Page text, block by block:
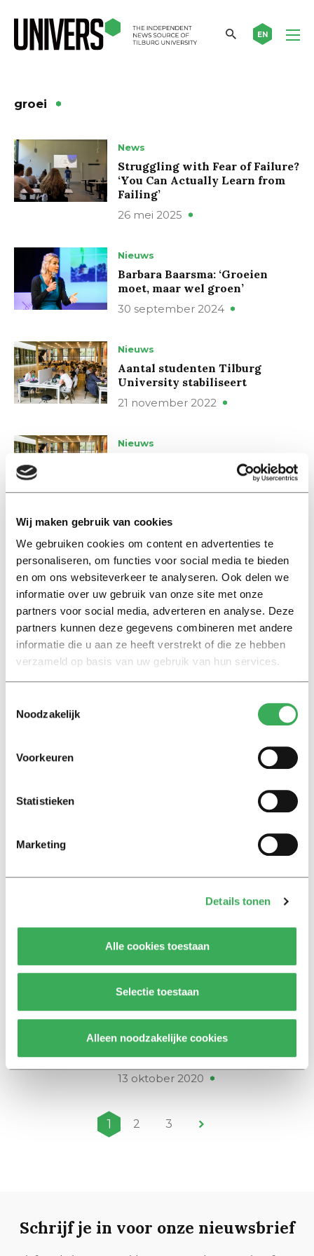
Wij maken gebruik van cookies
We gebruiken cookies om content en advertenties te
personaliseren, om functies voor social media te bieden
en om ons websiteverkeer te analyseren. Ook delen we
informatie over uw gebruik van onze site met onze
partners voor social media, adverteren en analyse. Deze
partners kunnen deze gegevens combineren met andere
informatie die u aan ze heeft verstrekt of die ze hebben
verzameld op basis van uw gebruik van hun services.
Noodzakelijk
Voorkeuren
Statistieken
Marketing
Details tonen
Alle cookies toestaan
Selectie toestaan
Alleen noodzakelijke cookies
EN
groei
News
Struggling with Fear of Failure?
‘You Can Actually Learn from
Failing’
26 mei 2025
Nieuws
Barbara Baarsma: ‘Groeien
moet, maar wel groen’
30 september 2024
Nieuws
Aantal studenten Tilburg
University stabiliseert
21 november 2022
Nieuws
TiU wil grenzen kunnen stellen
aan het aantal buitenlandse
studenten
News
than 20.000 students for the
first time
21 december 2021
Nieuws
studenten verdubbelt in vijf
19.306 studenten
04 februari 2021
International
Tilburg University continues to
grow
13 oktober 2020
1 2 3
Schrijf je in voor onze nieuwsbrief